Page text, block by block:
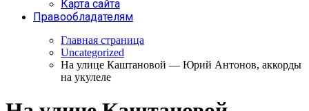
Карта сайта
Правообладателям
Главная страница
Uncategorized
На улице Каштановой — Юрий Антонов, аккорды
на укулеле